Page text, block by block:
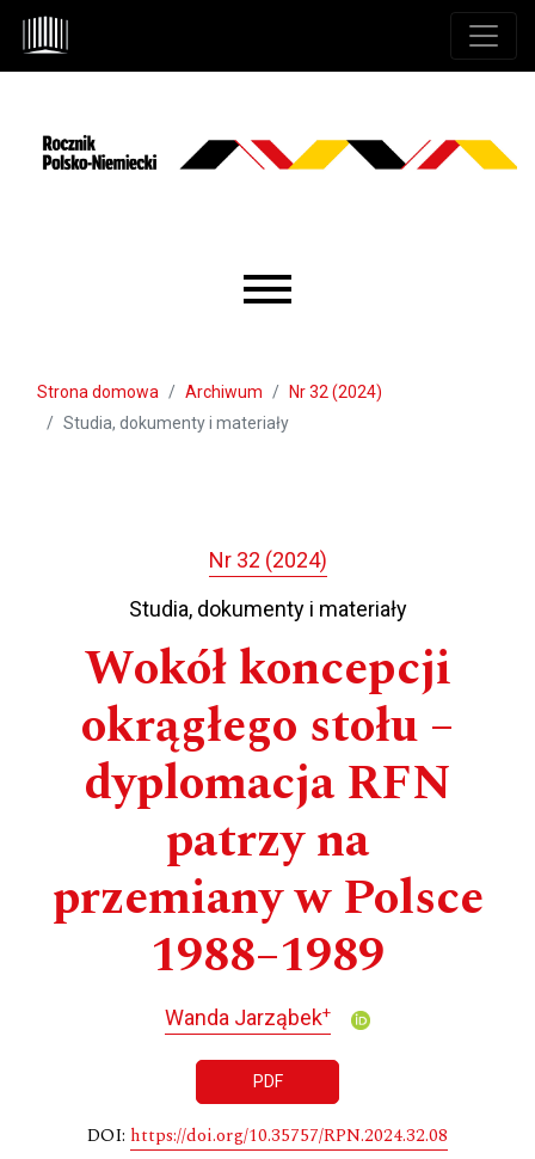
Przejdź do głównego menu
Przejdź do sekcji głównej
Przejdź do stopki
Strona domowa Archiwum
Nr 32 (2024)
Studia, dokumenty i materiały
Nr 32 (2024)
Studia, dokumenty i materiały
Wokół koncepcji
okrągłego stołu –
dyplomacja RFN
patrzy na
przemiany w Polsce
1988–1989
Wanda Jarząbek+
PDF
DOI: https://doi.org/10.35757/RPN.2024.32.08